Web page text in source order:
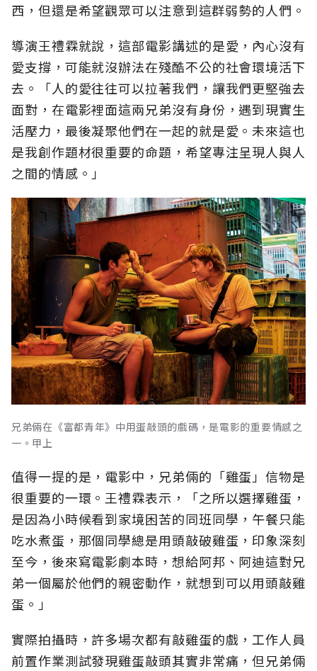
西，但還是希望觀眾可以注意到這群弱勢的人們。
導演王禮霖就說，這部電影講述的是愛，內心沒有
愛支撐，可能就沒辦法在殘酷不公的社會環境活下
去。「人的愛往往可以拉著我們，讓我們更堅強去
面對，在電影裡面這兩兄弟沒有身份，遇到現實生
活壓力，最後凝聚他們在一起的就是愛。未來這也
是我創作題材很重要的命題，希望專注呈現人與人
之間的情感。」
兄弟倆在《富都青年》中用蛋敲頭的戲碼，是電影的重要情感之
一。甲上
值得一提的是，電影中，兄弟倆的「雞蛋」信物是
很重要的一環。王禮霖表示，「之所以選擇雞蛋，
是因為小時候看到家境困苦的同班同學，午餐只能
吃水煮蛋，那個同學總是用頭敲破雞蛋，印象深刻
至今，後來寫電影劇本時，想給阿邦、阿迪這對兄
弟一個屬於他們的親密動作，就想到可以用頭敲雞
蛋。」
實際拍攝時，許多場次都有敲雞蛋的戲，工作人員
前置作業測試發現雞蛋敲頭其實非常痛，但兄弟倆